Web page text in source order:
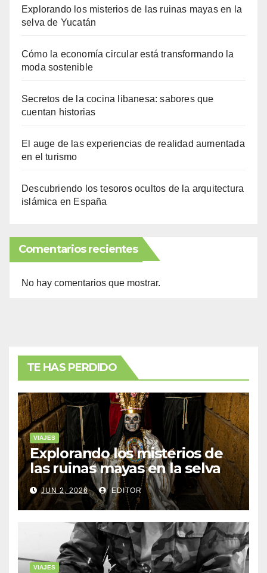
Explorando los misterios de las ruinas mayas en la
selva de Yucatán
Cómo la economía circular está transformando la
moda sostenible
Secretos de la cocina libanesa: sabores que
cuentan historias
El auge de las experiencias de realidad aumentada
en el turismo
Descubriendo los tesoros ocultos de la arquitectura
islámica en España
Comentarios recientes
No hay comentarios que mostrar.
TE HAS PERDIDO
VIAJES
Explorando los misterios de
las ruinas mayas en la selva
de Yucatán
JUN 2, 2026 EDITOR
VIAJES